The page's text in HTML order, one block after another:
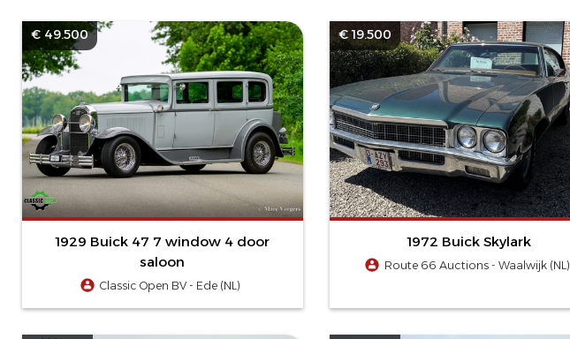
€ 49.500
1929 Buick 47 7 window 4 door
saloon
Classic Open BV - Ede (NL)
€ 19.500
1972 Buick Skylark
Route 66 Auctions - Waalwijk (NL)